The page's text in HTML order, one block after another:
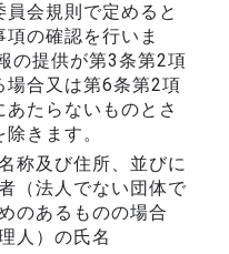
会規則で定めると
の確認を行いま
の提供が第3条第2項
場合又は第6条第2項
たらないものとさ
きます。
称及び住所、並びに
（法人でない団体で
のあるものの場合
人）の氏名